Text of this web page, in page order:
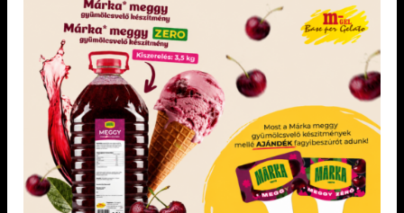
KEDVENCEM! KEDVENCEM!
KEDVENCEM! KEDVENCEM!